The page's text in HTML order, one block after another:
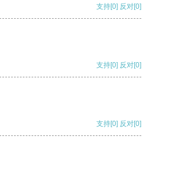
支持[0] 反对[0]
支持[0] 反对[0]
支持[0] 反对[0]